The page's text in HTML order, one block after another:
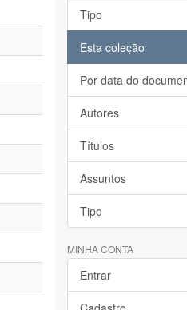
Tipo
Esta coleção
Por data do
Autores
Títulos
Assuntos
Tipo
MINHA CONTA
Entrar